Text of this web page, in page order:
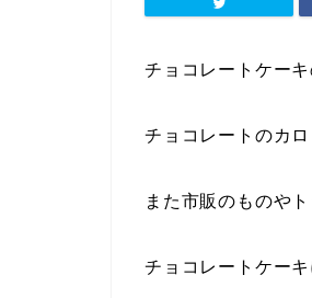
チョコレートケー
チョコレートのカ
また市販のものや
チョコレートケー